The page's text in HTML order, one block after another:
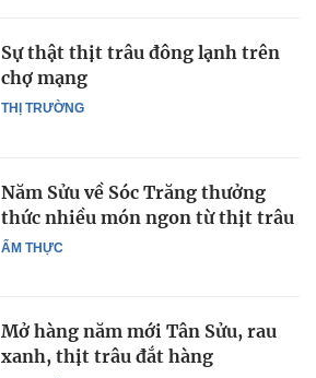
THỊ TRƯỜNG
Sự thật thịt trâu đông lạnh trên
chợ mạng
ẨM THỰC
Năm Sửu về Sóc Trăng thưởng
thức nhiều món ngon từ thịt trâu
Mở hàng năm mới Tân Sửu, rau
xanh, thịt trâu đắt hàng